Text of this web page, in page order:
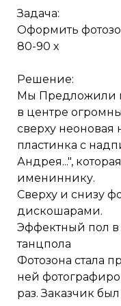
Задача:
Оформить
80-90 х
Решение:
Мы Предложили
в центре
сверху неоновая
пластинка с
Андрея...",
имениннику.
Сверху и снизу
дискошарами.
Эффектный пол в
танцпола
Фотозона стала
ней
раз. Заказчик был